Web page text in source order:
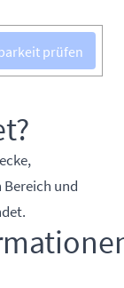
prüfen
und